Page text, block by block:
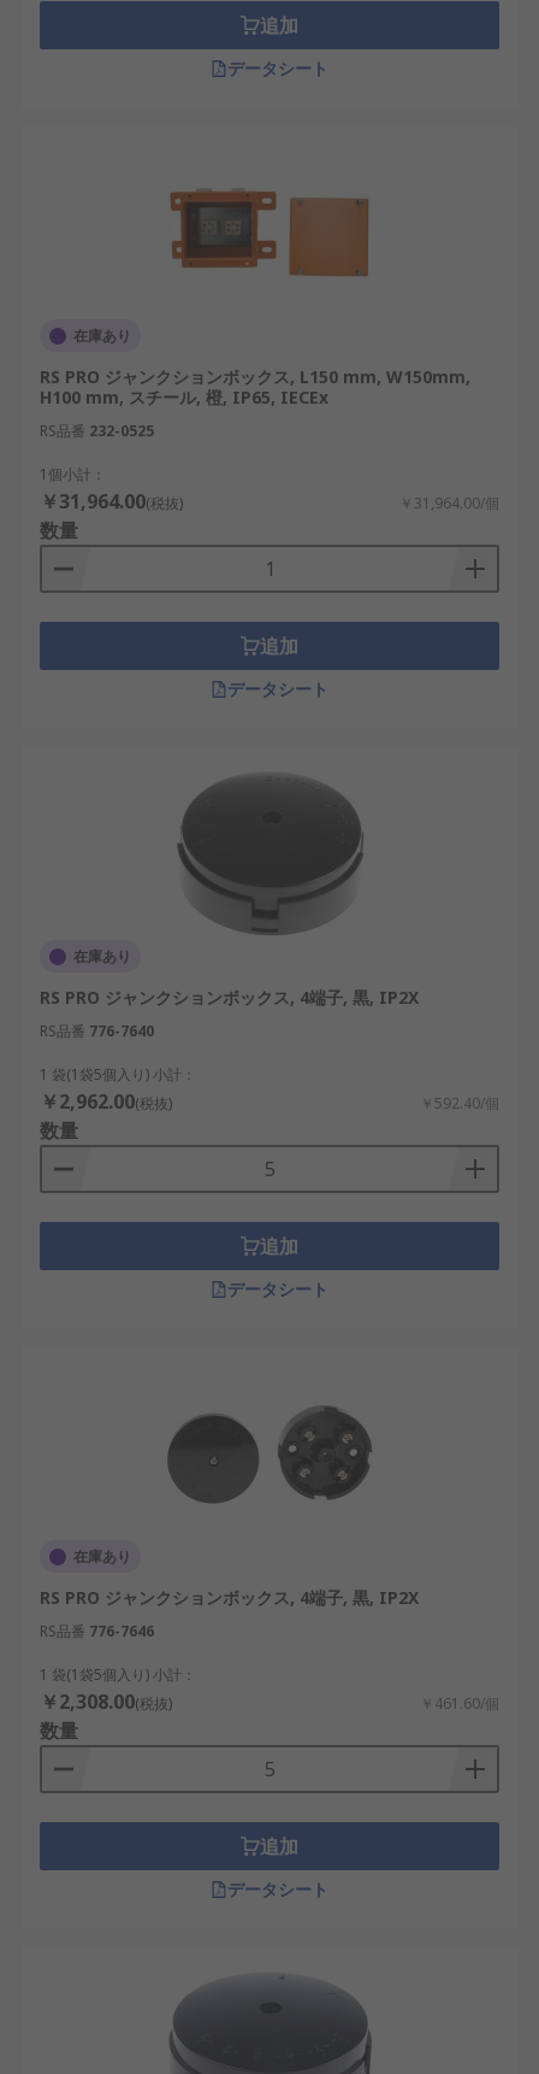
追加
データシート
在庫あり
RS PRO ジャンクションボックス, L150 mm, W150mm,
H100 mm, スチール, 橙, IP65, IECEx
RS品番 232-0525
1個小計：
￥31,964.00(税抜) ￥31,964.00/個
数量
追加
データシート
在庫あり
RS PRO ジャンクションボックス, 4端子, 黒, IP2X
RS品番 776-7640
1 袋(1袋5個入り) 小計：
￥2,962.00(税抜) ￥592.40/個
数量
追加
データシート
在庫あり
RS PRO ジャンクションボックス, 4端子, 黒, IP2X
RS品番 776-7646
1 袋(1袋5個入り) 小計：
￥2,308.00(税抜) ￥461.60/個
数量
追加
データシート